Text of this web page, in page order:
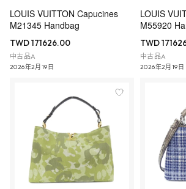
LOUIS VUITTON Capucines
M21345 Handbag
TWD 171626.00
中古品A
2026年2月19日
LOUIS
M55920
TWD
中古品A
2026年2月19日